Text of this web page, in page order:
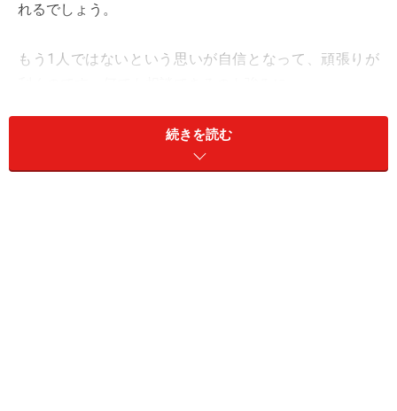
れるでしょう。
もう1人ではないという思いが自信となって、頑張りが
てんびん座さんにとって2人で1つというスタイルが、完
続きを読む